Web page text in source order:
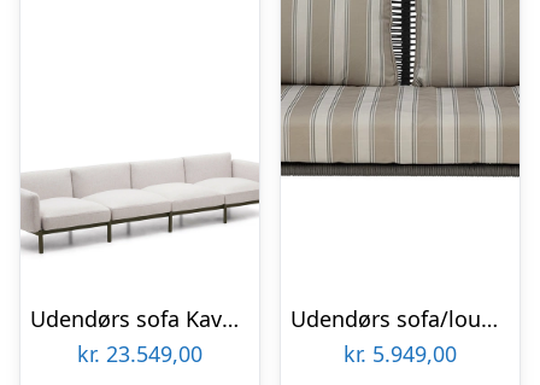
Udendørs sofa Kave Home Sorells Made Studio 4-sæders modulsofa loungesofa 370 cm ekru aluminium
kr. 23.549,00
Udendørs sofa/lounge Bloomingville Mundo i grøn metal L175 x B74 x H72 cm
kr. 5.949,00